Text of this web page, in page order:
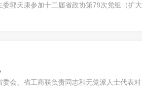
郭天康参加十二届省政协第79次党组（扩
会、省工商联负责同志和无党派人士代表